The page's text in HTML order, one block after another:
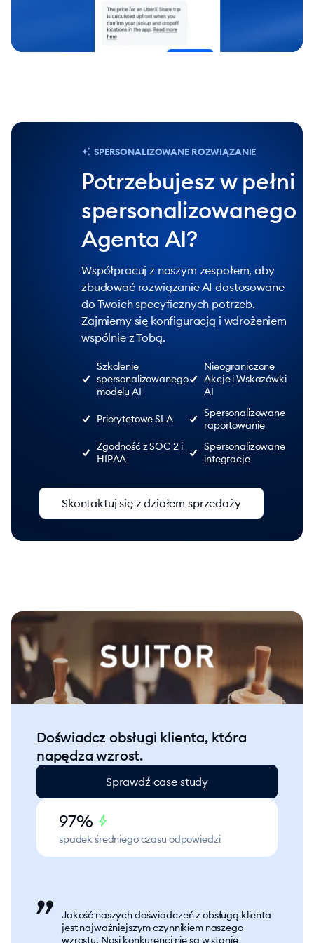
SPERSONALIZOWANE ROZWIĄZANIE
Potrzebujesz w pełni
spersonalizowanego
Agenta AI?
Współpracuj z naszym zespołem, aby
zbudować rozwiązanie AI dostosowane
do Twoich specyficznych potrzeb.
Zajmiemy się konfiguracją i wdrożeniem
wspólnie z Tobą.
Szkolenie
spersonalizowanego
modelu AI
Nieograniczone
Akcje i Wskazówki
AI
Priorytetowe SLA
Spersonalizowane
raportowanie
Zgodność z SOC 2 i
HIPAA
Spersonalizowane
integracje
Skontaktuj się z działem sprzedaży
Doświadcz obsługi klienta, która
napędza wzrost.
Sprawdź case study
97% bolt
spadek średniego czasu odpowiedzi
Jakość naszych doświadczeń z obsługą klienta
jest najważniejszym czynnikiem naszego
wzrostu. Nasi konkurenci nie są w stanie